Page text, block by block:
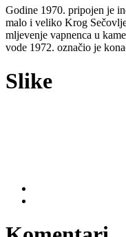
Godine 1970. pripojen je
malo i veliko Krog
mljevenje vapnenca u
vode 1972. označio je
Slike